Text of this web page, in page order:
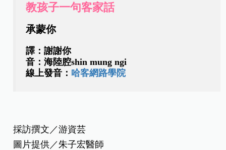
教孩子一句客家話
承蒙你
譯：謝謝你
音：海陸腔shin mung ngi
線上發音： 哈客網路學院
採訪撰文／游資芸
圖片提供／朱子宏醫師